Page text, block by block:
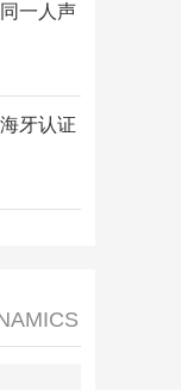
一人声
牙认证